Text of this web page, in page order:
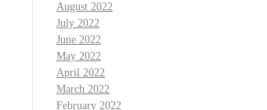
August 2022
July 2022
June 2022
May 2022
April 2022
March 2022
February 2022